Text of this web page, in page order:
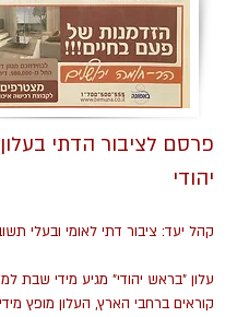
יהודי
קהל יעד: ציבור דתי לאומי ובעלי
עלון "בראש יהודי" מגיע מידי שבת
קוראים ברחבי הארץ, העלון מופץ